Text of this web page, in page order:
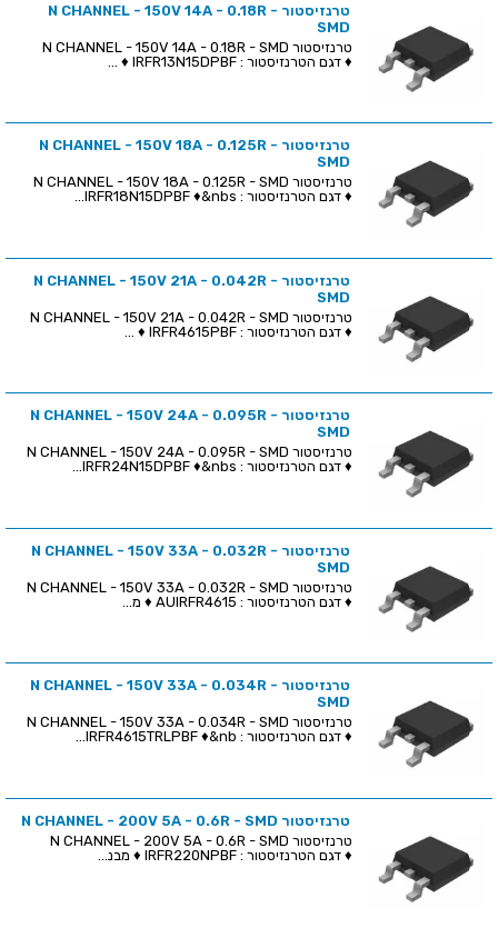
טרנזיסטור N CHANNEL - 150V 14A - 0.18R -
SMD
♦ דגם הטרנזיסטור : IRFR13N15DPBF ♦ ...
טרנזיסטור N CHANNEL - 150V 18A - 0.125R -
SMD
♦ דגם הטרנזיסטור : IRFR18N15DPBF ♦&nbs...
טרנזיסטור N CHANNEL - 150V 21A - 0.042R -
SMD
♦ דגם הטרנזיסטור : IRFR4615PBF ♦ ...
טרנזיסטור N CHANNEL - 150V 24A - 0.095R -
SMD
♦ דגם הטרנזיסטור : IRFR24N15DPBF ♦&nbs...
טרנזיסטור N CHANNEL - 150V 33A - 0.032R -
SMD
♦ דגם הטרנזיסטור : AUIRFR4615 ♦ מ...
טרנזיסטור N CHANNEL - 150V 33A - 0.034R -
SMD
♦ דגם הטרנזיסטור : IRFR4615TRLPBF ♦&nb...
טרנזיסטור N CHANNEL - 200V 5A - 0.6R - SMD
♦ דגם הטרנזיסטור : IRFR220NPBF ♦ מבנ...